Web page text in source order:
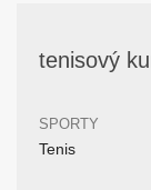
tenisový
SPORTY
Tenis